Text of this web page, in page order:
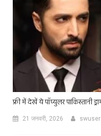
फ्री में देखें ये पॉप्युलर पाकिस्तानी
21 जनवरी, 2026 swuser